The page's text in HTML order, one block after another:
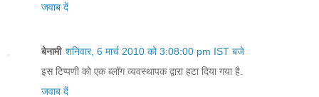
जवाब दें
बेनामी शनिवार, 6 मार्च 2010 को 3:08:00 pm IST बजे
इस टिप्पणी को एक ब्लॉग व्यवस्थापक द्वारा हटा दिया गया है.
जवाब दें